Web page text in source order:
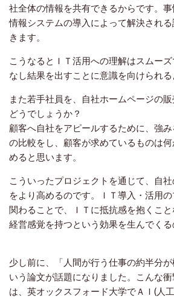
社全体の情報を共有できるからです。事
情報システムの導入によって解決され
きます。
こうなるとＩＴ活用への理解はスムー
なし結果を出すことに意識を向けられる
また若手社員を、自社ホームページの
どうでしょうか？
顧客へ自社をアピールするために、強
の比較をし、顧客が求めているものは
めると思います。
こういったプロジェクトを通じて、自
をより高めるのです。ＩＴ導入・活用
関わることで、ＩＴに抵抗感を抱くこ
経営感覚を持つという効果を生んでくる
少し前に、「人間が行う仕事の約半分
いう論文が話題になりました。こんな
は、英オックスフォード大学でＡＩ(人